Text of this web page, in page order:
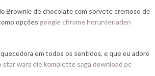
Brownie de chocolate com sorvete cremoso de
opções google chrome herunterladen
em todos os sentidos, e que eu adoro
star wars die komplette saga download pc